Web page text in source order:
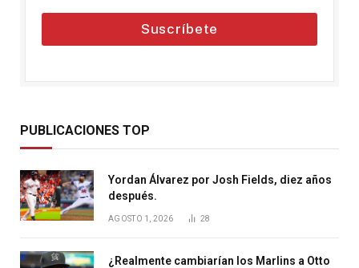
Suscríbete
PUBLICACIONES TOP
Yordan Álvarez por Josh Fields, diez años
después.
AGOSTO 1, 2026 28
¿Realmente cambiarían los Marlins a Otto